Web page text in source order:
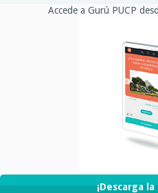
Accede a Gurú PUCP
¡Descarga